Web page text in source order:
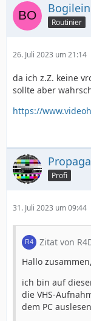
Bogilein
Routinier
26. Juli 2023 um 21:14
da ich z.Z. keine
sollte aber
https://
Profi
31. Juli 2023 um 09:44
Zitat von
Hallo zusammen,
ich bin auf
die VHS-
dem PC